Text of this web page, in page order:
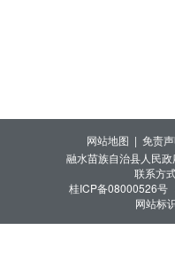
网站地图 | 免责
融水苗族自治县人民
联系方
桂ICP备08000526号
网站标